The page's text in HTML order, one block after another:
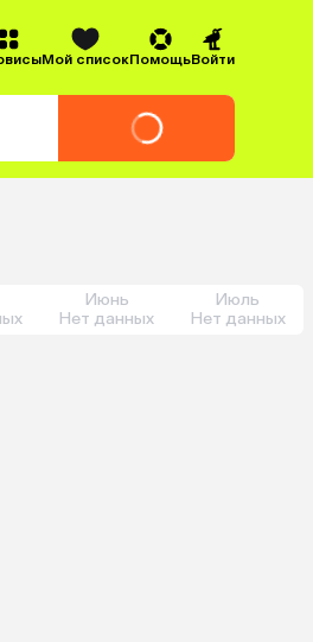
Мой списокПомощьВойти
Июнь
Нет данных
Июль
Нет данных